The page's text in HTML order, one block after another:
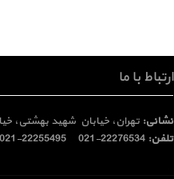
ارتباط با ما
نشانی:تهران، خیابان شهید بهشتی،
تلفن: 22276534-021 22255495-021 info 'at' sahba-co 'dot' com